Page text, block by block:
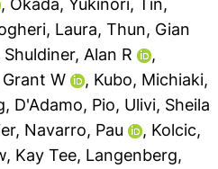
, Okada, Yukinori,Tin,
Laura,Thun, Gian
Shuldiner, Alan R
,
W , Kubo, Michiaki,
, D'Adamo, Pio, Ulivi, Sheila
, Navarro, Pau , Kolcic,
Kay Tee, Langenberg,